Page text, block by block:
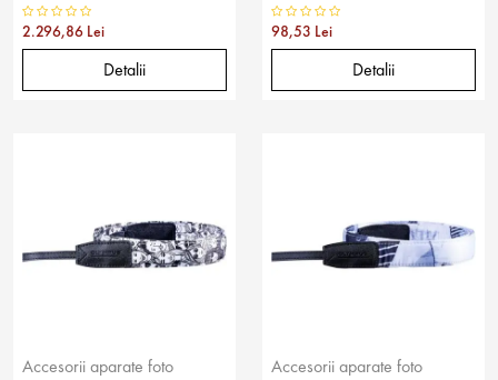
2.296,86 Lei
Detalii
98,53 Lei
Detalii
Accesorii aparate foto
Accesorii aparate foto